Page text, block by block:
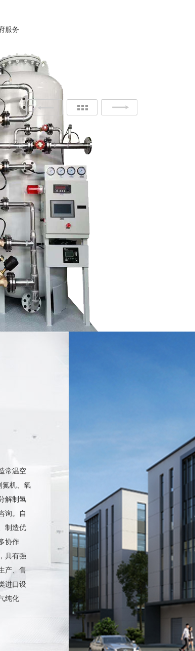
服务
某大型SMT工厂向我司订购SMT行业用制···
常温空
氮机、氧
解制氢
询。自
制造优
协作
具有强
产、售
进口设
纯化